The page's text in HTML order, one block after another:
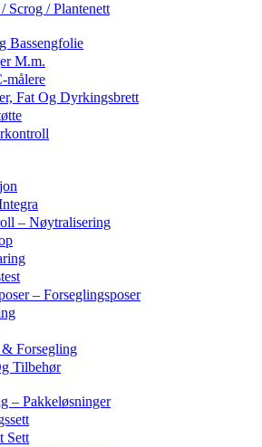
Scrog / Plantenett
Bassengfolie
M.m.
målere
Fat Og Dyrkingsbrett
– Nøytralisering
– Forseglingsposer
Forsegling
Tilbehør
– Pakkeløsninger
Sett